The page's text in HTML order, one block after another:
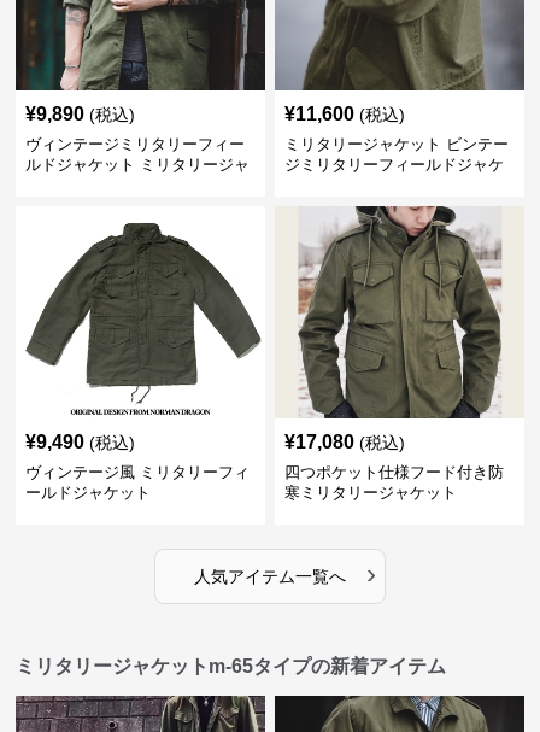
¥9,890 (税込)
ヴィンテージミリタリーフィー
ルドジャケット ミリタリージャ
¥11,600 (税込)
ミリタリージャケット ビンテー
ジミリタリーフィールドジャケ
¥9,490 (税込)
ヴィンテージ風 ミリタリーフィ
ールドジャケット
¥17,080 (税込)
四つポケット仕様フード付き防
寒ミリタリージャケット
人気アイテム一覧へ ›
ミリタリージャケットm-65タイプの新着アイテム